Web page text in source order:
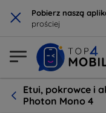
× Pobierz naszą
prościej
Etui, pokrowce i
Photon Mono 4